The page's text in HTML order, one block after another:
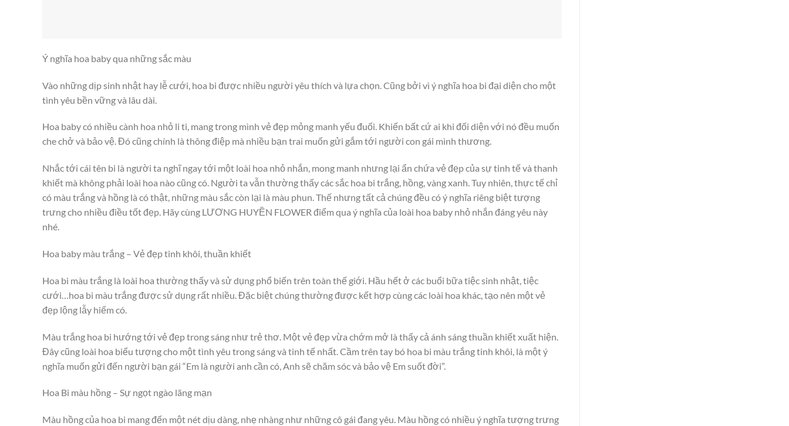
Ý nghĩa hoa baby qua những sắc màu
Vào những dịp sinh nhật hay lễ cưới, hoa bi được nhiều người yêu thích và lựa chọn. Cũng bởi vì ý nghĩa hoa bi đại diện cho một
tình yêu bền vững và lâu dài.
Hoa baby có nhiều cành hoa nhỏ li ti, mang trong mình vẻ đẹp mỏng manh yếu đuối. Khiến bất cứ ai khi đối diện với nó đều muốn
che chở và bảo vệ. Đó cũng chính là thông điệp mà nhiều bạn trai muốn gửi gắm tới người con gái mình thương.
Nhắc tới cái tên bi là người ta nghĩ ngay tới một loài hoa nhỏ nhắn, mong manh nhưng lại ẩn chứa vẻ đẹp của sự tinh tế và thanh
khiết mà không phải loài hoa nào cũng có. Người ta vẫn thường thấy các sắc hoa bi trắng, hồng, vàng xanh. Tuy nhiên, thực tế chỉ
có màu trắng và hồng là có thật, những màu sắc còn lại là màu phun. Thế nhưng tất cả chúng đều có ý nghĩa riêng biệt tượng
trưng cho nhiều điều tốt đẹp. Hãy cùng LƯƠNG HUYỀN FLOWER điểm qua ý nghĩa của loài hoa baby nhỏ nhắn đáng yêu này
nhé.
Hoa baby màu trắng – Vẻ đẹp tinh khôi, thuần khiết
Hoa bi màu trắng là loài hoa thường thấy và sử dụng phổ biến trên toàn thế giới. Hầu hết ở các buổi bữa tiệc sinh nhật, tiệc
cưới…hoa bi màu trắng được sử dụng rất nhiều. Đặc biệt chúng thường được kết hợp cùng các loài hoa khác, tạo nên một vẻ
đẹp lộng lẫy hiếm có.
Màu trắng hoa bi hướng tới vẻ đẹp trong sáng như trẻ thơ. Một vẻ đẹp vừa chớm mở là thấy cả ánh sáng thuần khiết xuất hiện.
Đây cũng loài hoa biểu tượng cho một tình yêu trong sáng và tinh tế nhất. Cầm trên tay bó hoa bi màu trắng tinh khôi, là một ý
nghĩa muốn gửi đến người bạn gái “Em là người anh cần có, Anh sẽ chăm sóc và bảo vệ Em suốt đời”.
Hoa Bi màu hồng – Sự ngọt ngào lãng mạn
Màu hồng của hoa bi mang đến một nét dịu dàng, nhẹ nhàng như những cô gái đang yêu. Màu hồng có nhiều ý nghĩa tượng trưng